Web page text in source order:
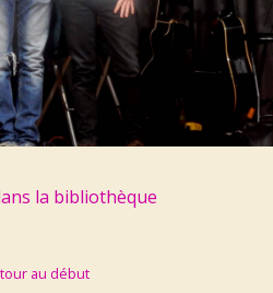
la bibliothèque
au début